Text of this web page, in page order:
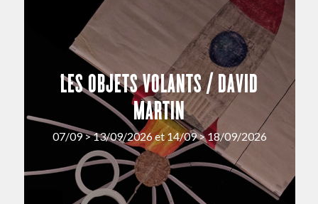
LES OBJETS VOLANTS / DAVID
MARTIN
07/09 > 13/09/2026 et 14/09 > 18/09/2026